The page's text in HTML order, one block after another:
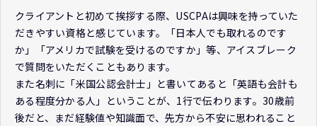
クライアントと初めて挨拶する際、USCPAは興味を持っていた
だきやすい資格と感じています。「日本人でも取れるのです
か」「アメリカで試験を受けるのですか」等、アイスブレーク
で質問をいただくこともあります。
また名刺に「米国公認会計士」と書いてあると「英語も会計も
ある程度分かる人」ということが、1行で伝わります。30歳前
後だと、まだ経験値や知識面で、先方から不安に思われること